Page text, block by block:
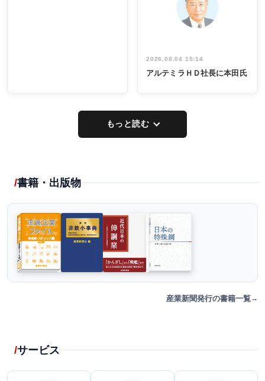
2026.08.04 15:14
アルテミラＨＤ社長に本田氏
もっと読む
書籍・出版物
産業新聞発行の書籍一覧
サービス